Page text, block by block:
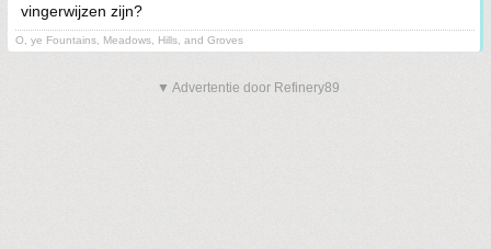
vingerwijzen zijn?
O, ye Fountains, Meadows, Hills, and Groves
▼ Advertentie door Refinery89